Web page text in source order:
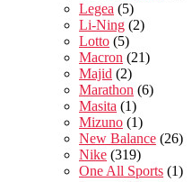
Legea (5)
Li-Ning (2)
Lotto (5)
Macron (21)
Majid (2)
Marathon (6)
Masita (1)
Mizuno (1)
New Balance (26)
Nike (319)
One All Sports (1)